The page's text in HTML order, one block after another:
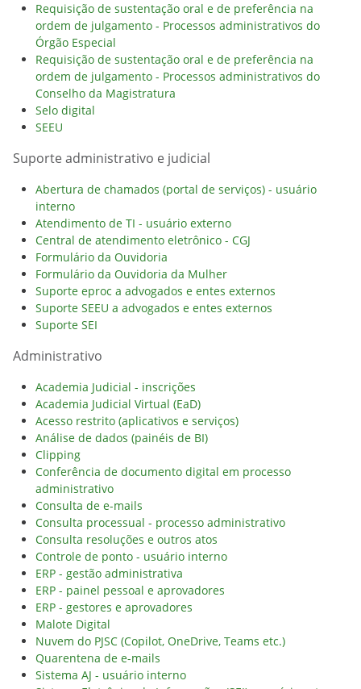
Requisição de sustentação oral e de preferência na
ordem de julgamento - Processos administrativos do
Órgão Especial
Requisição de sustentação oral e de preferência na
ordem de julgamento - Processos administrativos do
Conselho da Magistratura
Selo digital
SEEU
Suporte administrativo e judicial
Abertura de chamados (portal de serviços) - usuário
interno
Atendimento de TI - usuário externo
Central de atendimento eletrônico - CGJ
Formulário da Ouvidoria
Formulário da Ouvidoria da Mulher
Suporte eproc a advogados e entes externos
Suporte SEEU a advogados e entes externos
Suporte SEI
Administrativo
Academia Judicial - inscrições
Academia Judicial Virtual (EaD)
Acesso restrito (aplicativos e serviços)
Análise de dados (painéis de BI)
Clipping
Conferência de documento digital em processo
administrativo
Consulta de e-mails
Consulta processual - processo administrativo
Consulta resoluções e outros atos
Controle de ponto - usuário interno
ERP - gestão administrativa
ERP - painel pessoal e aprovadores
ERP - gestores e aprovadores
Malote Digital
Nuvem do PJSC (Copilot, OneDrive, Teams etc.)
Quarentena de e-mails
Sistema AJ - usuário interno